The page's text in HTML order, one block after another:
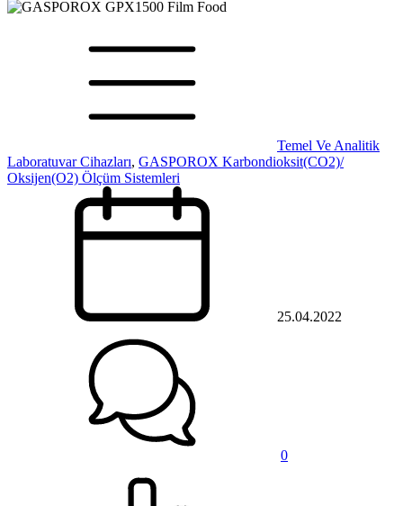
Temel Ve Analitik
Laboratuvar Cihazları, GASPOROX Karbondioksit(CO2)/
Oksijen(O2) Ölçüm Sistemleri
25.04.2022
0